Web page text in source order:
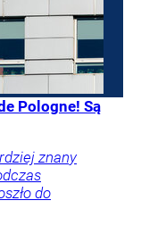
Pologne! Są
znany
do